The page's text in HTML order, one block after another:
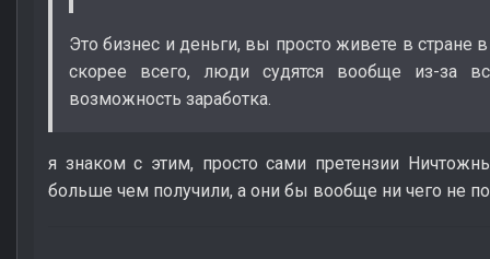
Это бизнес и деньги, вы просто живете в стране
скорее всего, люди судятся вообще из-за
возможность заработка.
я знаком с этим, просто сами претензии
больше чем получили, а они бы вообще ни чего не